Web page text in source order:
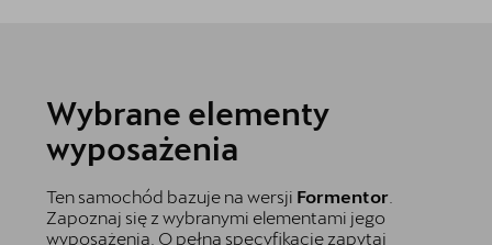
Wybrane elementy
wyposażenia
Ten samochód bazuje na wersji Formentor
Zapoznaj się z wybranymi elementami jego
wyposażenia. O pełną specyfikację zapytaj